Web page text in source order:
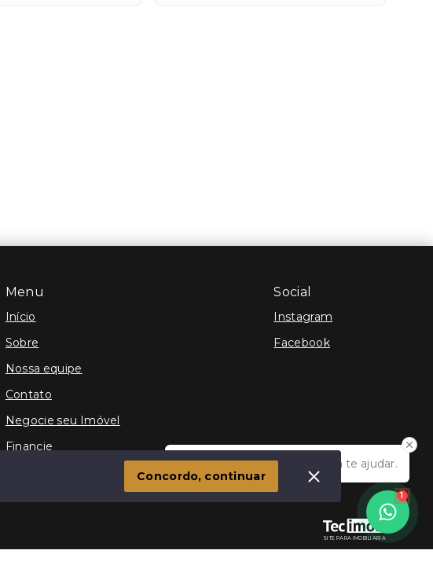
Olá! Estamos disponíveis para te ajudar.
1
Menu
Início
Sobre
Nossa equipe
Contato
Negocie seu Imóvel
Financie
Social
Instagram
Facebook
SITE PARA IMOBILIARIA
Concordo, continuar